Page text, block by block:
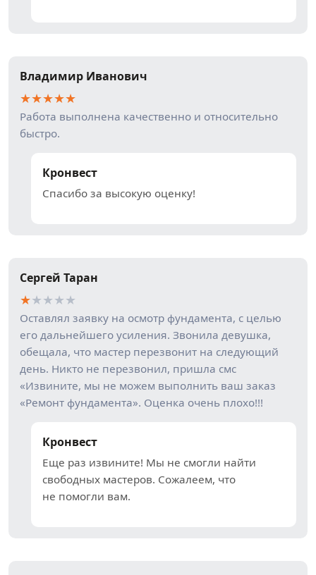
Владимир Иванович
★★★★★
Работа выполнена качественно и относительно
быстро.
Кронвест
Спасибо за высокую оценку!
Сергей Таран
★★★★★
Оставлял заявку на осмотр фундамента, с целью
его дальнейшего усиления. Звонила девушка,
обещала, что мастер перезвонит на следующий
день. Никто не перезвонил, пришла смс
«Извините, мы не можем выполнить ваш заказ
«Ремонт фундамента». Оценка очень плохо!!!
Кронвест
Еще раз извините! Мы не смогли найти
свободных мастеров. Сожалеем, что
не помогли вам.